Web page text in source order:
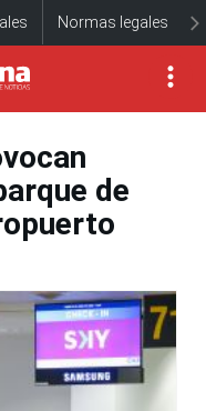
Normas legales
de